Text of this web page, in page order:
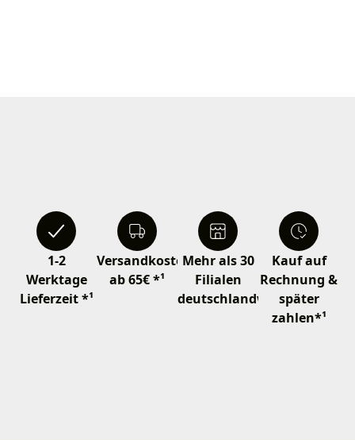
1-2
Werktage
Lieferzeit *¹
Versandkostenfrei
ab 65€ *¹
Mehr als 30
Filialen
deutschlandweit
Kauf auf
Rechnung &
später
zahlen*¹